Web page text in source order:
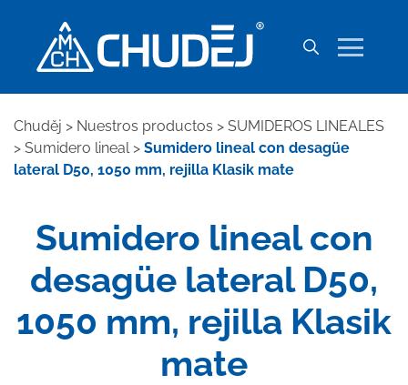
Chuděj > Nuestros productos > SUMIDEROS LINEALES
> Sumidero lineal> Sumidero lineal con desagüe
lateral D50, 1050 mm, rejilla Klasik mate
Sumidero lineal con
desagüe lateral D50,
1050 mm, rejilla Klasik
mate